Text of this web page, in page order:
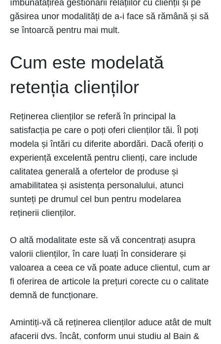
îmbunătățirea gestionării relațiilor cu clienții și pe
găsirea unor modalități de a-i face să rămână și să
se întoarcă pentru mai mult.
Cum este modelată
retenția clienților
Reținerea clienților se referă în principal la
satisfacția pe care o poți oferi clienților tăi. Îl poți
modela și întări cu diferite abordări. Dacă oferiți o
experiență excelentă pentru clienți, care include
calitatea generală a ofertelor de produse și
amabilitatea și asistența personalului, atunci
sunteți pe drumul cel bun pentru modelarea
reținerii clienților.
O altă modalitate este să vă concentrați asupra
valorii clienților, în care luați în considerare și
valoarea a ceea ce vă poate aduce clientul, cum ar
fi oferirea de articole la prețuri corecte cu o calitate
demnă de funcționare.
Amintiți-vă că reținerea clienților aduce atât de mult
afacerii dvs. încât, conform unui studiu al Bain &